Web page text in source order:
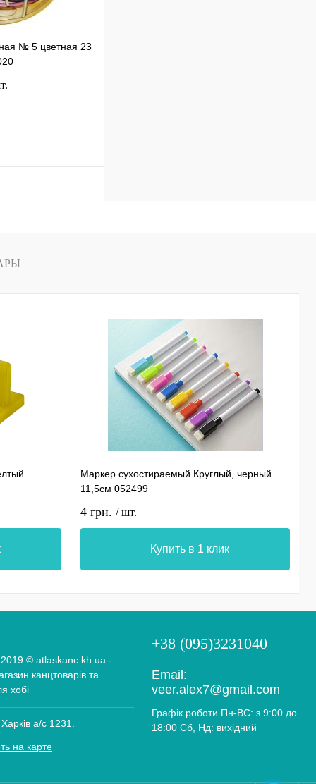
№ 5 цветная 23
Маркер сухостираемый Круглый, черный
11,5см 052499
4 грн. / шт.
Купить в 1 клик
© atlaskanc.kh.ua -
канцтоварів та
хобі
а/с 1231.
на карте
+38 (095)3231040
Email:
veer.alex7@gmail.com
Графік роботи Пн-ВС: з 9:00 до
18:00 Сб, Нд: вихідний